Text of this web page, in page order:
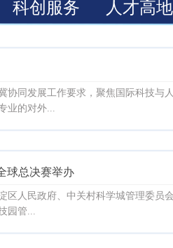
同发展工作要求，聚焦国际科技与
业的对外...
球总决赛举办
区人民政府、中关村科学城管理委员
园管...